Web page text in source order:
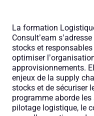
La formation
Consult’eam
stocks et
optimiser
approvisionnements.
enjeux de la supply
stocks et de sécuriser
programme aborde
pilotage logistique, le